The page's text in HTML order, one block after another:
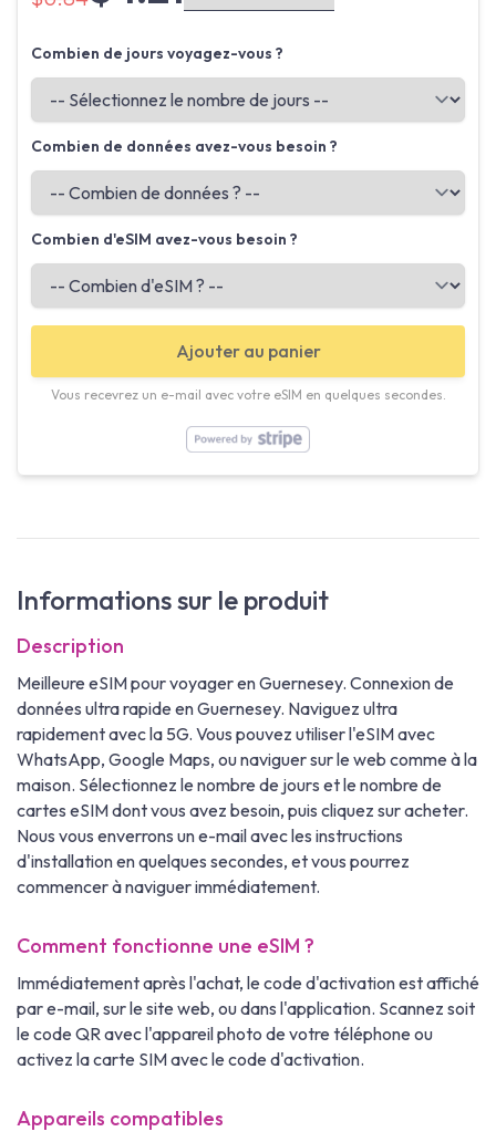
Combien de jours voyagez-vous ?
Combien de données avez-vous besoin ?
Combien d'eSIM avez-vous besoin ?
Ajouter au panier
Vous recevrez un e-mail avec votre eSIM en quelques secondes.
Informations sur le produit
Description
Meilleure eSIM pour voyager en Guernesey. Connexion de
données ultra rapide en Guernesey. Naviguez ultra
rapidement avec la 5G. Vous pouvez utiliser l'eSIM avec
WhatsApp, Google Maps, ou naviguer sur le web comme à la
maison. Sélectionnez le nombre de jours et le nombre de
cartes eSIM dont vous avez besoin, puis cliquez sur acheter.
Nous vous enverrons un e-mail avec les instructions
d'installation en quelques secondes, et vous pourrez
commencer à naviguer immédiatement.
Comment fonctionne une eSIM ?
Immédiatement après l'achat, le code d'activation est affiché
par e-mail, sur le site web, ou dans l'application. Scannez soit
le code QR avec l'appareil photo de votre téléphone ou
activez la carte SIM avec le code d'activation.
Appareils compatibles